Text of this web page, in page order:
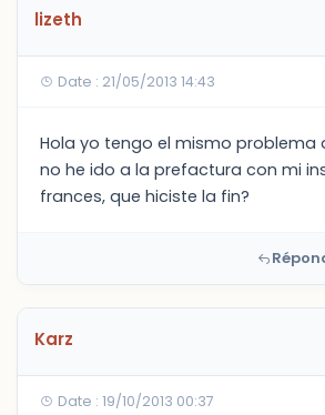
lizeth
Date : 21/05/2013 14:43
Hola yo tengo el mismo problema
no he ido a la prefactura con mi
frances, que hiciste la fin?
Karz
Date : 19/10/2013 00:37